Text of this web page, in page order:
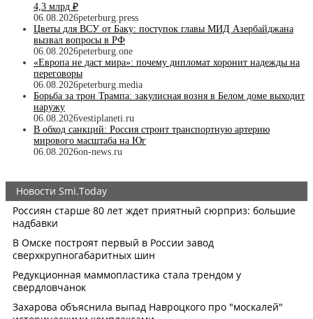
4,3 млрд ₽
06.08.2026peterburg.press
Цветы для ВСУ от Баку: поступок главы МИД Азербайджана
вызвал вопросы в РФ
06.08.2026peterburg.one
«Европа не даст мира»: почему дипломат хоронит надежды на
переговоры
06.08.2026peterburg.media
Борьба за трон Трампа: закулисная возня в Белом доме выходит
наружу
06.08.2026vestiplaneti.ru
В обход санкций: Россия строит транспортную артерию
мирового масштаба на Юг
06.08.2026on-news.ru